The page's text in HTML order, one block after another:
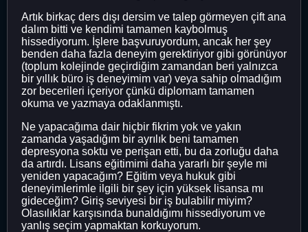
Artık birkaç ders dışı dersim ve talep görmeyen çift ana
dalım bitti ve kendimi tamamen kaybolmuş
hissediyorum. İşlere başvuruyordum, ancak her şey
benden daha fazla deneyim gerektiriyor gibi görünüyor
(toplum kolejinde geçirdiğim zamandan beri yalnızca
bir yıllık büro iş deneyimim var) veya sahip olmadığım
zor becerileri içeriyor çünkü diplomam tamamen
okuma ve yazmaya odaklanmıştı.
Ne yapacağıma dair hiçbir fikrim yok ve yakın
zamanda yaşadığım bir ayrılık beni tamamen
depresyona soktu ve perişan etti, bu da zorluğu daha
da artırdı. Lisans eğitimimi daha yararlı bir şeyle mi
yeniden yapacağım? Eğitim veya hukuk gibi
deneyimlerimle ilgili bir şey için yüksek lisansa mı
gideceğim? Giriş seviyesi bir iş bulabilir miyim?
Olasılıklar karşısında bunaldığımı hissediyorum ve
yanlış seçim yapmaktan korkuyorum.